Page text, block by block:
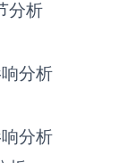
分析
分析
分析